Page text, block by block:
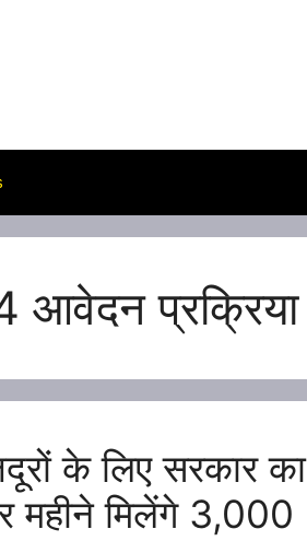
प्रक्रिया
के लिए सरकार का
महीने मिलेंगे 3,000